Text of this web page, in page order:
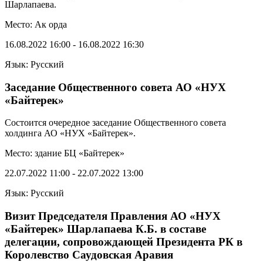
Шарлапаева.
Место: Ак орда
16.08.2022 16:00 - 16.08.2022 16:30
Язык: Русский
Заседание Общественного совета АО «НУХ
«Байтерек»
Состоится очередное заседание Общественного совета
холдинга АО «НУХ «Байтерек».
Место: здание БЦ «Байтерек»
22.07.2022 11:00 - 22.07.2022 13:00
Язык: Русский
Визит Председателя Правления АО «НУХ
«Байтерек» Шарлапаева К.Б. в составе
делегации, сопровождающей Президента РК в
Королевство Саудовская Аравия